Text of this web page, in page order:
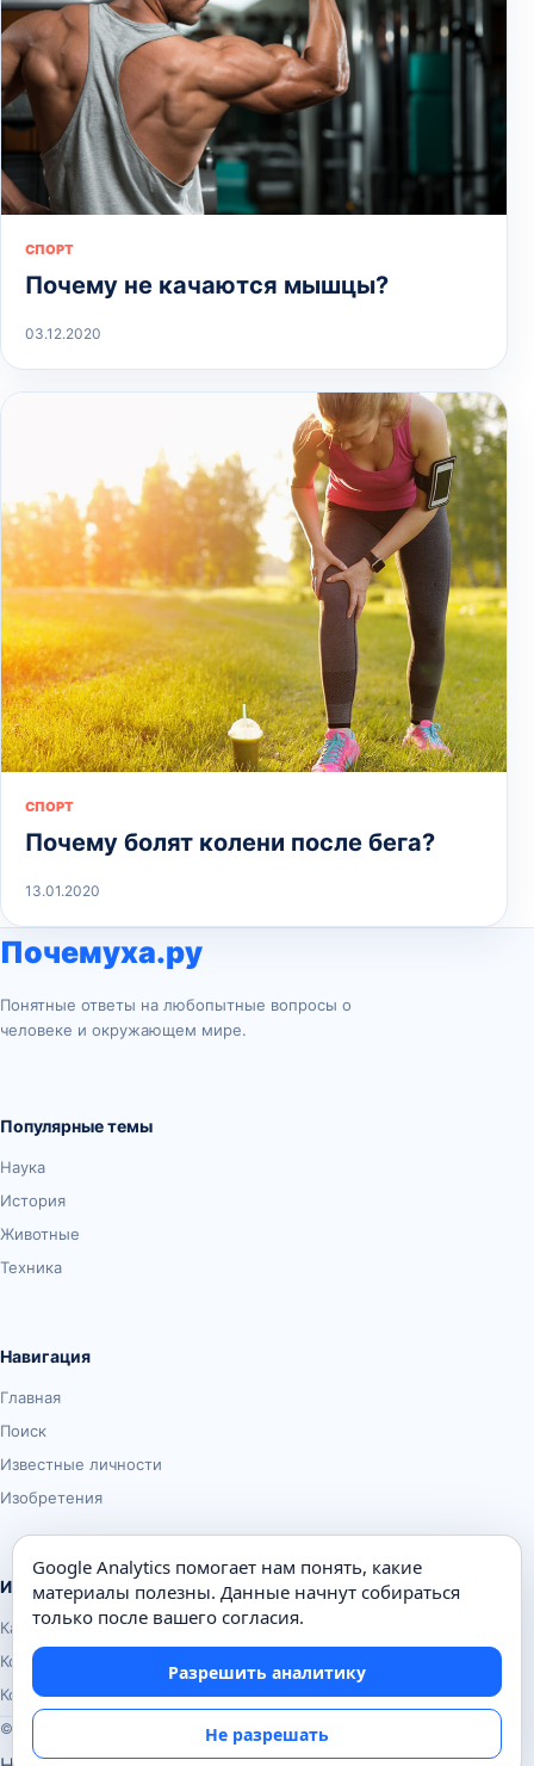
СПОРТ
Почему не качаются мышцы?
03.12.2020
СПОРТ
Почему болят колени после бега?
13.01.2020
Почемуха.ру
Понятные ответы на любопытные вопросы о
человеке и окружающем мире.
Популярные темы
Наука
История
Животные
Техника
Навигация
Главная
Поиск
Известные личности
Изобретения
Информация
Карта сайта
Контакты
Конфиденциальность
© Почемуха.ру, 2010–2026
Google Analytics помогает нам понять, какие
материалы полезны. Данные начнут собираться
только после вашего согласия.
Разрешить аналитику
Не разрешать